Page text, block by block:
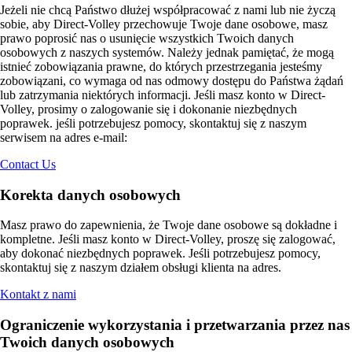
Jeżeli nie chcą Państwo dłużej współpracować z nami lub nie życzą
sobie, aby Direct-Volley przechowuje Twoje dane osobowe, masz
prawo poprosić nas o usunięcie wszystkich Twoich danych
osobowych z naszych systemów. Należy jednak pamiętać, że mogą
istnieć zobowiązania prawne, do których przestrzegania jesteśmy
zobowiązani, co wymaga od nas odmowy dostępu do Państwa żądań
lub zatrzymania niektórych informacji. Jeśli masz konto w Direct-
Volley, prosimy o zalogowanie się i dokonanie niezbędnych
poprawek. jeśli potrzebujesz pomocy, skontaktuj się z naszym
serwisem na adres e-mail:
Contact Us
Korekta danych osobowych
Masz prawo do zapewnienia, że Twoje dane osobowe są dokładne i
kompletne. Jeśli masz konto w Direct-Volley, proszę się zalogować,
aby dokonać niezbędnych poprawek. Jeśli potrzebujesz pomocy,
skontaktuj się z naszym działem obsługi klienta na adres.
Kontakt z nami
Ograniczenie wykorzystania i przetwarzania przez nas
Twoich danych osobowych